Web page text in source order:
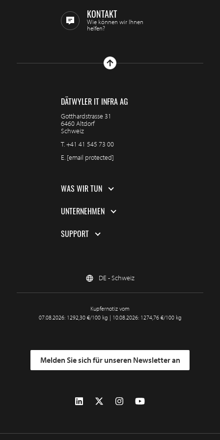
KONTAKT
Wie können wir Ihnen
helfen?
DÄTWYLER IT INFRA AG
Gotthardstrasse 31
6460 Altdorf
Schweiz
T.+41 41 545 73 00
E. [email protected]
WAS WIR TUN
UNTERNEHMEN
SUPPORT
DE - Schweiz
Kupfernotiz vom
07.08.2026: 1292,30 €/100 kg | 10.08.2026: 1274,76 €/100 kg
Melden Sie sich für unseren Newsletter an